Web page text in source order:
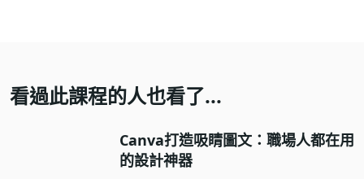
看過此課程的人也看了...
Canva打造吸睛圖文：職場人都在用
的設計神器